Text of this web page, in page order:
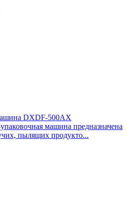
DXDF-500AX
машина предназначена
пылящих продукто...